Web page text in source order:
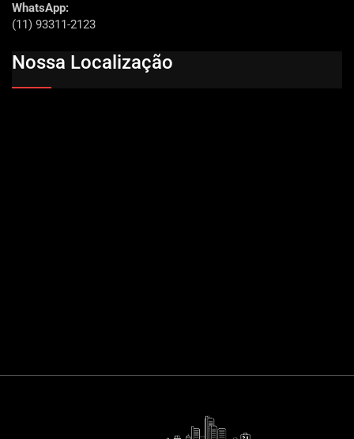
WhatsApp:
(11) 93311-2123
Nossa Localização